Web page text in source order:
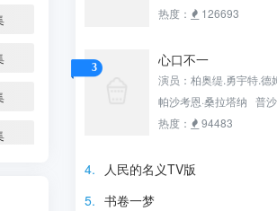
韵 陈建斌 李璐兵 蔡少芬
波 沈保平 杨淇 陶昕然 孙
盈莹 张志伟 马丹阳 蒋欣
涵 徐璐 张雅萌 邬立朋 罗
佳璇 刘荫 汪晴 战菁一 李
Guo 杨紫嫣 秦一铭 王文
热度： 126693
3 心口不一
演员：柏奥缇.勇宇特.德
帕沙考恩·桑拉塔纳 普沙
沙瓦尼查功 Punn
晨浩宇 Gunkul
热度： 94483
4.
人民的名义TV版
5. 书卷一梦